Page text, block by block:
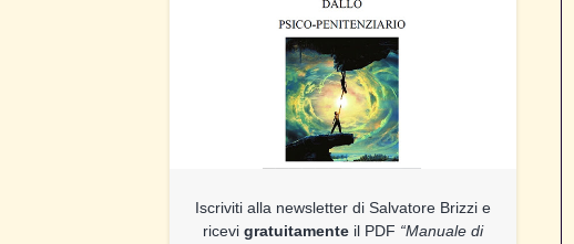
Iscriviti alla newsletter di Salvatore Brizzi e
ricevi gratuitamenteil PDF “Manuale di